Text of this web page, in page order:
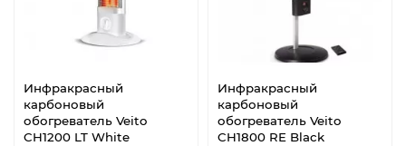
Инфракрасный
карбоновый
обогреватель Veito
CH1200 LT White
Инфракрасный
карбоновый
обогреватель Veito
CH1800 RE Black